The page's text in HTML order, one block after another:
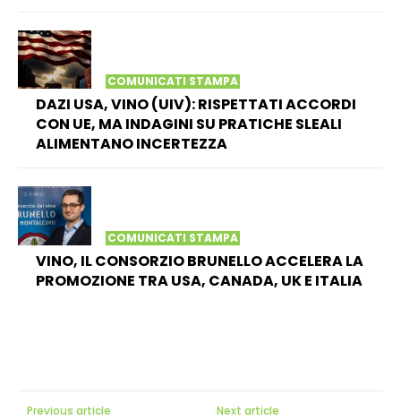
COMUNICATI STAMPA
DAZI USA, VINO (UIV): RISPETTATI ACCORDI
CON UE, MA INDAGINI SU PRATICHE SLEALI
ALIMENTANO INCERTEZZA
COMUNICATI STAMPA
VINO, IL CONSORZIO BRUNELLO ACCELERA LA
PROMOZIONE TRA USA, CANADA, UK E ITALIA
Previous article Next article